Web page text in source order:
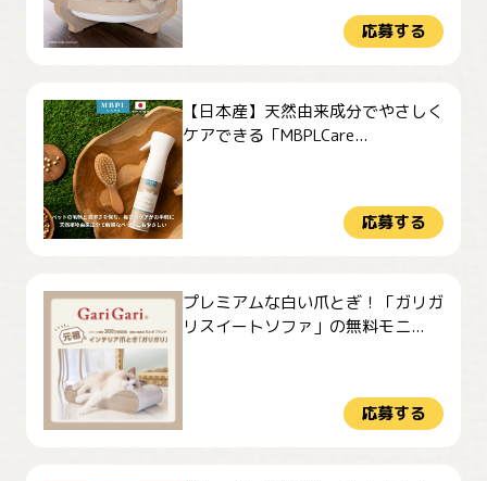
応募する
【日本産】天然由来成分でやさしく
ケアできる「MBPLCare...
応募する
プレミアムな白い爪とぎ！「ガリガ
リスイートソファ」の無料モニ...
応募する